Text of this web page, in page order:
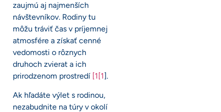
zaujmú aj najmenších
návštevníkov. Rodiny tu
môžu tráviť čas v príjemnej
atmosfére a získať cenné
vedomosti o rôznych
druhoch zvierat a ich
prirodzenom prostredí [1[1].
Ak hľadáte výlet s rodinou,
nezabudnite na túry v okolí